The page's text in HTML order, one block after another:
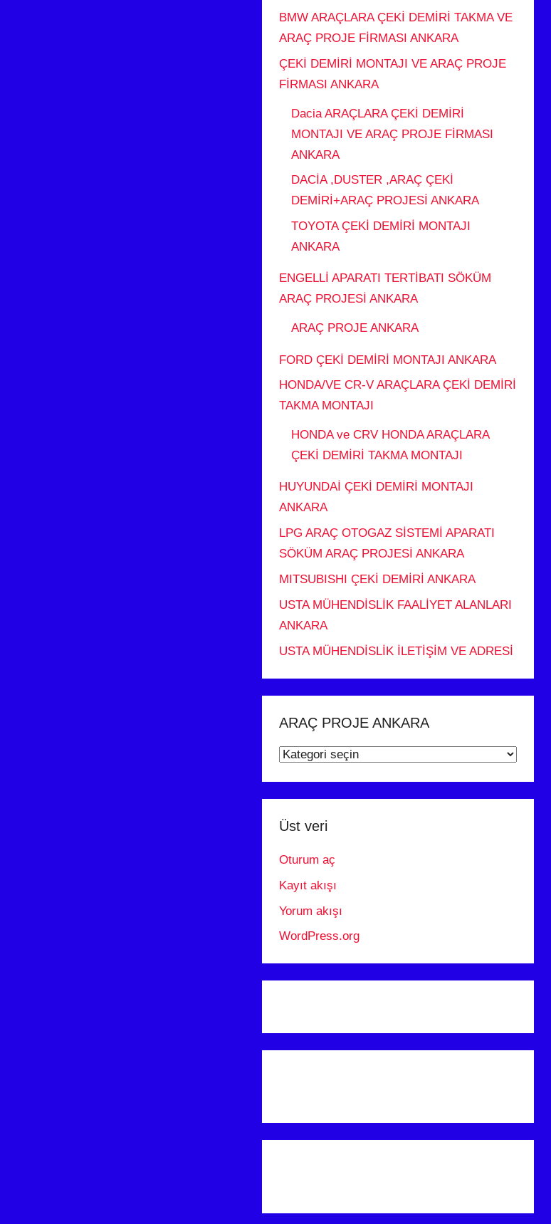
BMW ARAÇLARA ÇEKİ DEMİRİ TAKMA VE
ARAÇ PROJE FİRMASI ANKARA
ÇEKİ DEMİRİ MONTAJI VE ARAÇ PROJE
FİRMASI ANKARA
Dacia ARAÇLARA ÇEKİ DEMİRİ
MONTAJI VE ARAÇ PROJE FİRMASI
ANKARA
DACİA ,DUSTER ,ARAÇ ÇEKİ
DEMİRİ+ARAÇ PROJESİ ANKARA
TOYOTA ÇEKİ DEMİRİ MONTAJI
ANKARA
ENGELLİ APARATI TERTİBATI SÖKÜM
ARAÇ PROJESİ ANKARA
ARAÇ PROJE ANKARA
FORD ÇEKİ DEMİRİ MONTAJI ANKARA
HONDA/VE CR-V ARAÇLARA ÇEKİ DEMİRİ
TAKMA MONTAJI
HONDA ve CRV HONDA ARAÇLARA
ÇEKİ DEMİRİ TAKMA MONTAJI
HUYUNDAİ ÇEKİ DEMİRİ MONTAJI
ANKARA
LPG ARAÇ OTOGAZ SİSTEMİ APARATI
SÖKÜM ARAÇ PROJESİ ANKARA
MITSUBISHI ÇEKİ DEMİRİ ANKARA
USTA MÜHENDİSLİK FAALİYET ALANLARI
ANKARA
USTA MÜHENDİSLİK İLETİŞİM VE ADRESİ
ARAÇ PROJE ANKARA
ARAÇ
Üst veri
Oturum aç
Kayıt akışı
Yorum akışı
WordPress.org